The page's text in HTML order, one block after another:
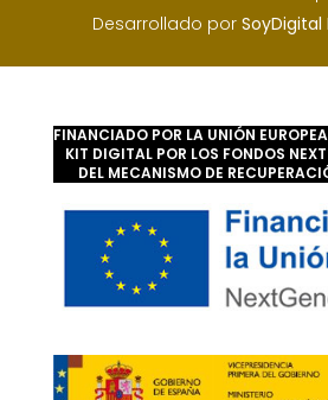
Desarrollado por SoyDigital
FINANCIADO POR LA UNIÓN
KIT DIGITAL POR LOS FONDOS
DEL MECANISMO DE